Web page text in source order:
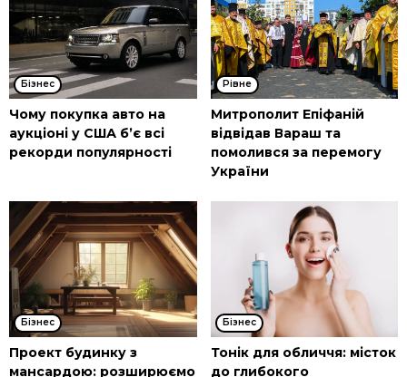
Бізнес
Чому покупка авто на
аукціоні у США б’є всі
рекорди популярності
Рівне
Митрополит Епіфаній
відвідав Вараш та
помолився за перемогу
України
Бізнес
Проект будинку з
мансардою: розширюємо
Бізнес
Тонік для обличчя: місток
до глибокого